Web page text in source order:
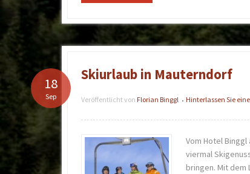
Skiurlaub in Mauterndorf
Veröffentlicht von Florian Binggl • Hinterlassen Sie
18
Sep
Vom Hotel
viermal
bringen. Mit dem